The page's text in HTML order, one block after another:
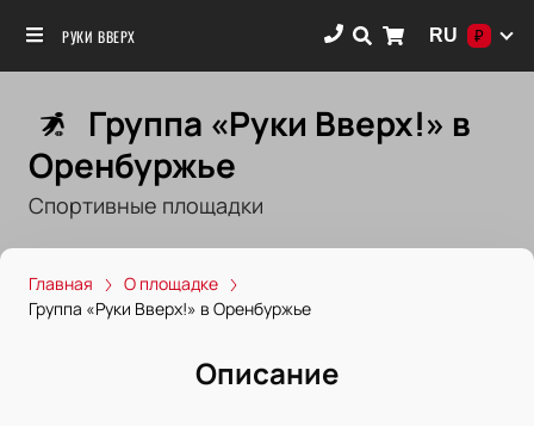
РУКИ ВВЕРХ RU ₽
Группа «Руки Вверх!» в
Оренбуржье
Спортивные площадки
Главная
О площадке
Группа «Руки Вверх!» в Оренбуржье
Описание